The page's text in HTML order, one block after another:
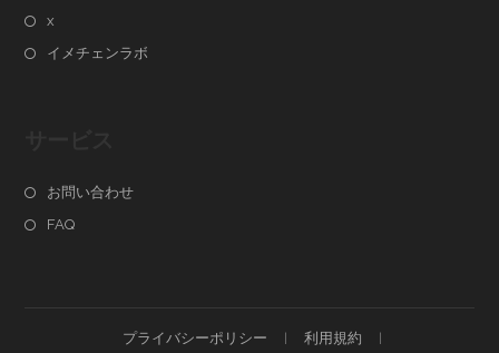
x
イメチェンラボ
お問い合わせ
FAQ
プライバシーポリシー 利用規約